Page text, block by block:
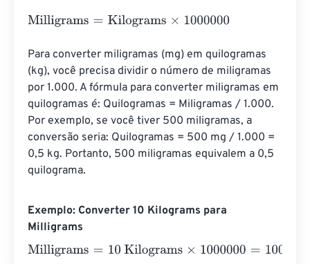
Milligrams=Kilograms×1000000
Para converter miligramas (mg) em quilogramas
(kg), você precisa dividir o número de miligramas
por 1.000. A fórmula para converter miligramas em
quilogramas é: Quilogramas = Miligramas / 1.000.
Por exemplo, se você tiver 500 miligramas, a
conversão seria: Quilogramas = 500 mg / 1.000 =
0,5 kg. Portanto, 500 miligramas equivalem a 0,5
quilograma.
Exemplo: Converter 10 Kilograms para
Milligrams
Milligrams=10 Kilograms×1000000=10000000